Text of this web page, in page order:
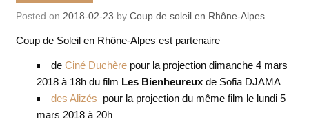
Posted on 2018-02-23 by Coup de soleil en Rhône-Alpes
Coup de Soleil en Rhône-Alpes est partenaire
deCiné Duchère pour la projection dimanche 4 mars
2018 à 18h du film Les Bienheureux de Sofia DJAMA
des Alizés pour la projection du même film le lundi 5
mars 2018 à 20h